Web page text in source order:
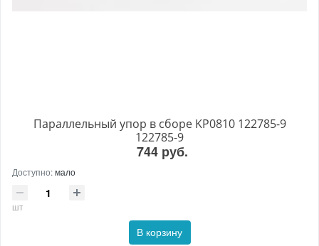
Параллельный упор в сборе KP0810 122785-9
122785-9
744 руб.
Доступно:мало
шт
В корзину